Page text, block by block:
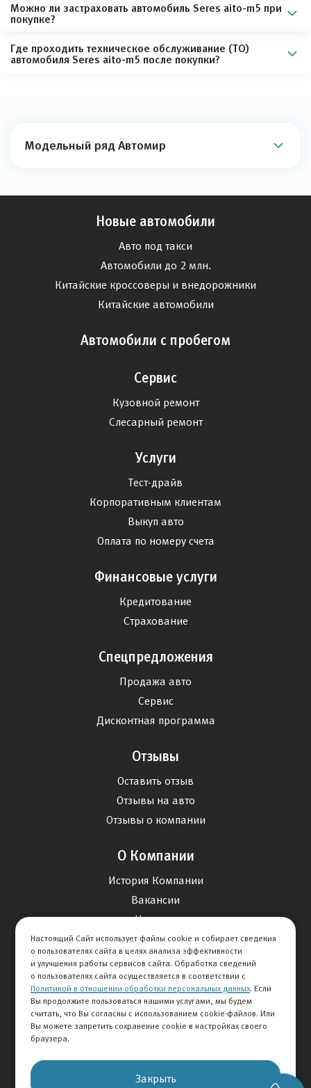
Можно ли застраховать автомобиль Seres aito-m5 при
покупке?
Где проходить техническое обслуживание (ТО)
автомобиля Seres aito-m5 после покупки?
Модельный ряд Автомир
© 2026 АВТОМИР
Новые автомобили
Авто под такси
Автомобили до 2 млн.
Китайские кроссоверы и внедорожники
Китайские автомобили
Автомобили с пробегом
Сервис
Кузовной ремонт
Слесарный ремонт
Услуги
Тест-драйв
Корпоративным клиентам
Выкуп авто
Оплата по номеру счета
Финансовые услуги
Кредитование
Страхование
Спецпредложения
Продажа авто
Сервис
Дисконтная программа
Отзывы
Оставить отзыв
Отзывы на авто
Отзывы о компании
О Компании
История Компании
Вакансии
Новости
Карта сайта
Контакты
+7 495 292-60-60
Настоящий Сайт использует файлы cookie и собирает сведения
о пользователях сайта в целях анализа эффективности
и улучшения работы сервисов сайта. Обработка сведений
о пользователях сайта осуществляется в соответствии с
Политикой в отношении обработки персональных данных. Если
Вы продолжите пользоваться нашими услугами, мы будем
считать, что Вы согласны с использованием cookie-файлов. Или
Вы можете запретить сохранение cookie в настройках своего
браузера.
Закрыть